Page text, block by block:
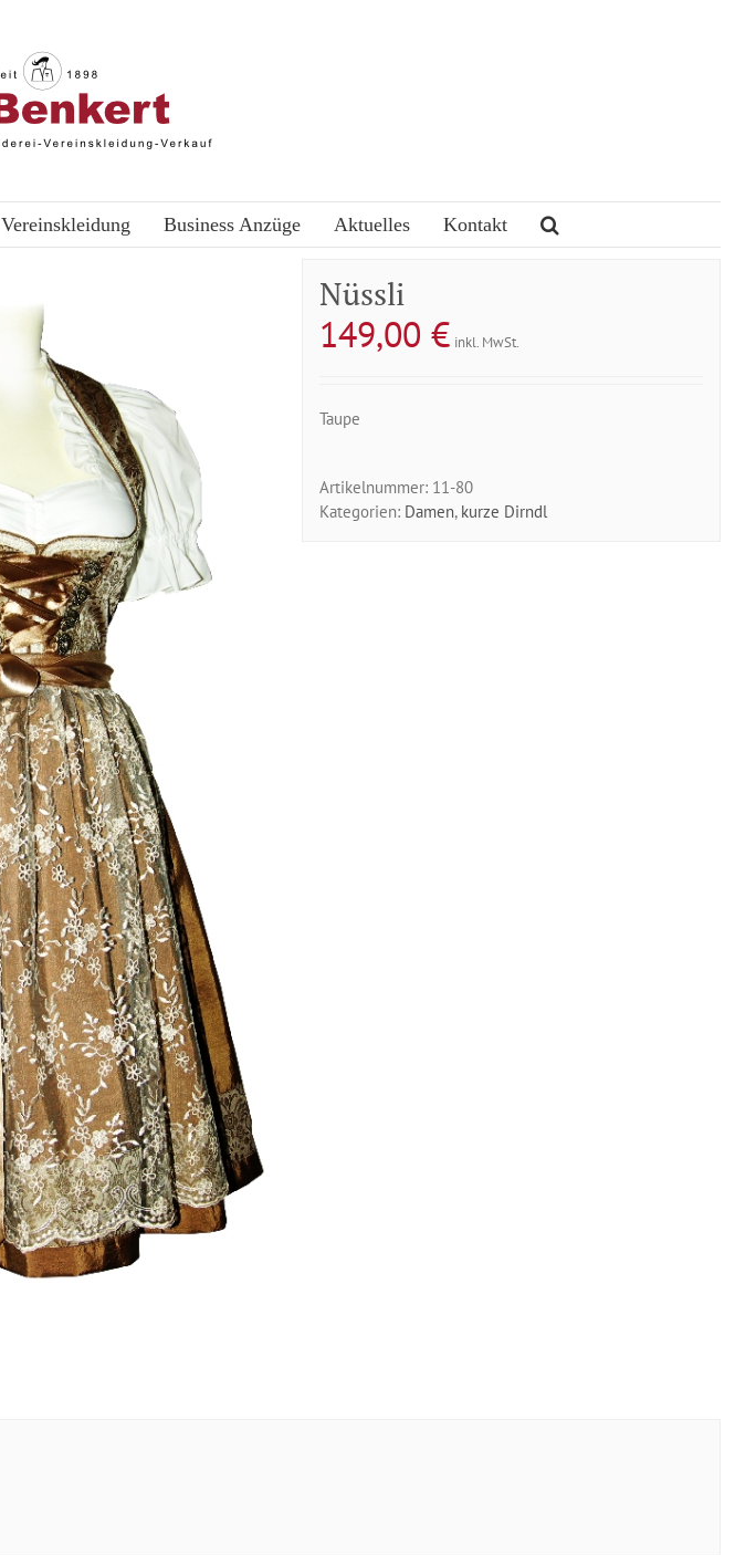
Vereinskleidung Business Anzüge Aktuelles Kontakt
Nüssli
149,00€ inkl. MwSt.
Taupe
Artikelnummer: 11-80
Kategorien: Damen, kurze Dirndl